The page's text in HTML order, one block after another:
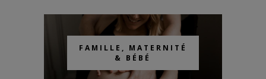
FAMILLE, MATERNITÉ
& BÉBÉ